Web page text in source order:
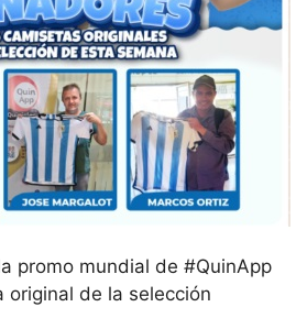
promo mundial de #QuinApp
original de la selección